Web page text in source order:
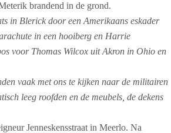
brandend in de grond.
in Blerick door een Amerikaans eskader
in een hooiberg en Harrie
voor Thomas Wilcox uit Akron in Ohio en
vaak met ons te kijken naar de militairen
leeg roofden en de meubels, de dekens
Jenneskensstraat in Meerlo. Na